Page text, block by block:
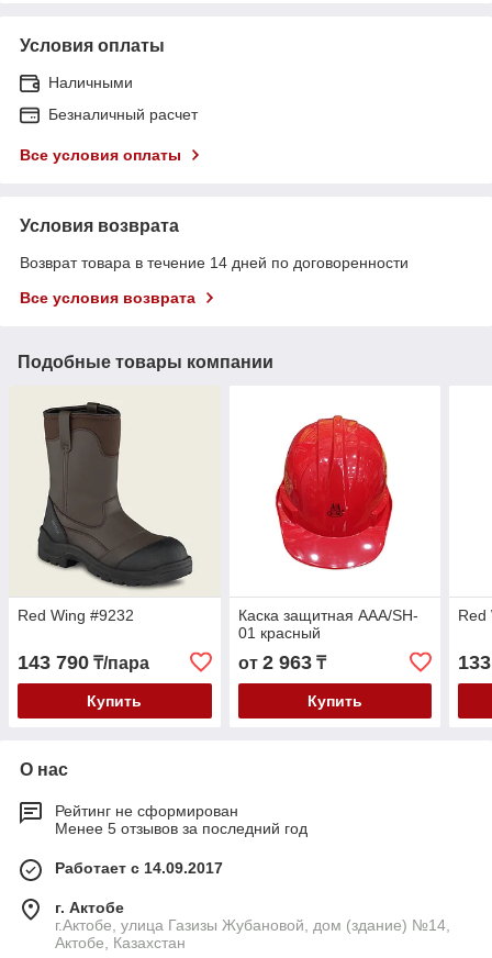
Условия оплаты
Наличными
Безналичный расчет
Все условия оплаты
Условия возврата
Возврат товара в течение 14 дней по договоренности
Все условия возврата
Подобные товары компании
Red Wing #9232
143 790 ₸/пара
Купить
Каска защитная AAA/SH-
01 красный
от 2 963₸
Купить
Red
О нас
Рейтинг не сформирован
Менее 5 отзывов за последний год
Работает с 14.09.2017
г. Актобе
г.Актобе, улица Газизы Жубановой, дом (здание) №14,
Актобе, Казахстан